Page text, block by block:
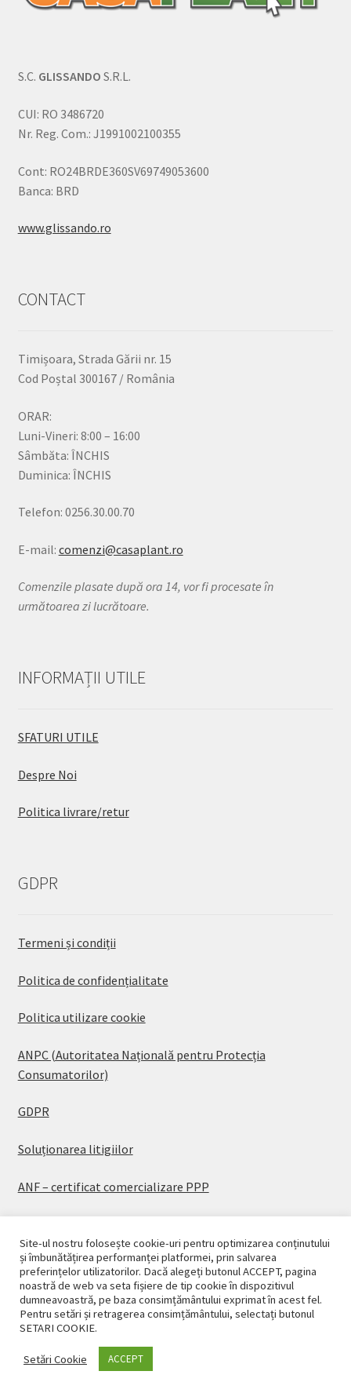
S.C. GLISSANDO S.R.L.
CUI: RO 3486720
Nr. Reg. Com.: J1991002100355
Cont: RO24BRDE360SV69749053600
Banca: BRD
www.glissando.ro
CONTACT
Timișoara, Strada Gării nr. 15
Cod Poștal 300167 / România
ORAR:
Luni-Vineri: 8:00 – 16:00
Sâmbăta: ÎNCHIS
Duminica: ÎNCHIS
Telefon: 0256.30.00.70
E-mail: comenzi@casaplant.ro
Comenzile plasate după ora 14, vor fi procesate în
următoarea zi lucrătoare.
INFORMAȚII UTILE
SFATURI UTILE
Despre Noi
Politica livrare/retur
GDPR
Termeni și condiții
Politica de confidențialitate
Politica utilizare cookie
ANPC (Autoritatea Națională pentru Protecția
Consumatorilor)
GDPR
Soluționarea litigiilor
ANF – certificat comercializare PPP
© CASAPLANT 2026
Politică de confidențialitate
Site-ul nostru folosește cookie-uri pentru optimizarea conținutului
și îmbunătățirea performanței platformei, prin salvarea
preferințelor utilizatorilor. Dacă alegeți butonul ACCEPT, pagina
noastră de web va seta fișiere de tip cookie în dispozitivul
dumneavoastră, pe baza consimțământului exprimat în acest fel.
Pentru setări și retragerea consimțământului, selectați butonul
SETARI COOKIE.
Setări Cookie ACCEPT